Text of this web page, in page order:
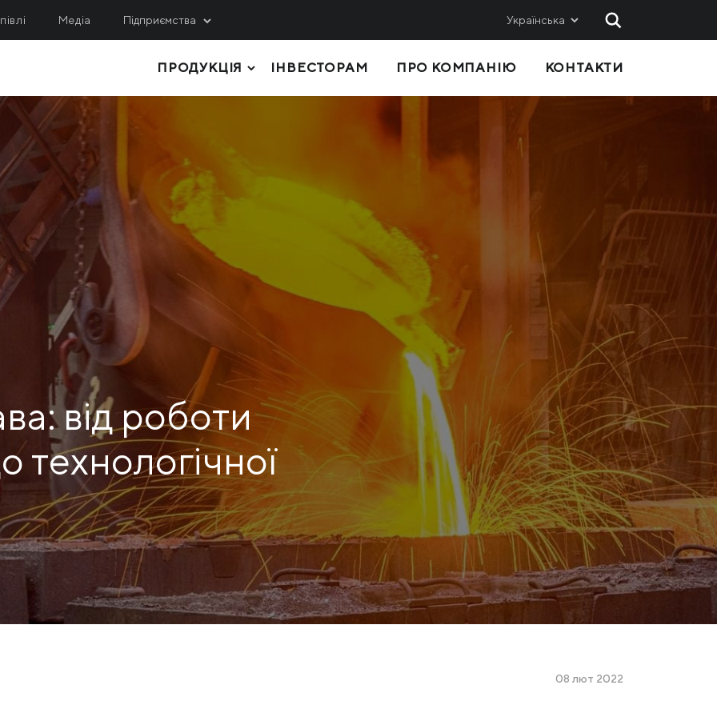
Медіа Підприємства
ГЗК
ГЗК
ГЗК
Coal Company
ЛОГІСТИКА
Метінвест Бізнес Сервіс
Метінвест Січсталь
Метінвест-СМЦ
Metinvest International SA
Українська
ПРОДУКЦІЯ
ТРУБИ І ПРОФІЛІ
РУЛОННИЙ ПРОКАТ
ЛИСТОВИЙ ПРОКАТ
СОРТОВИЙ ПРОКАТ
КОКСОХІМІЧНА ТА ІНША ПРОДУКЦІЯ
КЕЙСИ
ПОСЛУГИ ТА РІШЕННЯ
СКАЧАТИ КАТАЛОГИ
ІНВЕСТОРАМ ПРО КОМПАНІЮ КОНТАКТИ
від роботи
технологічної
08 лют 2022